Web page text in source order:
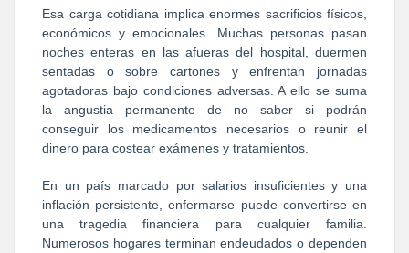
Esa carga cotidiana implica enormes sacrificios físicos,
económicos y emocionales. Muchas personas pasan
noches enteras en las afueras del hospital, duermen
sentadas o sobre cartones y enfrentan jornadas
agotadoras bajo condiciones adversas. A ello se suma
la angustia permanente de no saber si podrán
conseguir los medicamentos necesarios o reunir el
dinero para costear exámenes y tratamientos.
En un país marcado por salarios insuficientes y una
inflación persistente, enfermarse puede convertirse en
una tragedia financiera para cualquier familia.
Numerosos hogares terminan endeudados o dependen